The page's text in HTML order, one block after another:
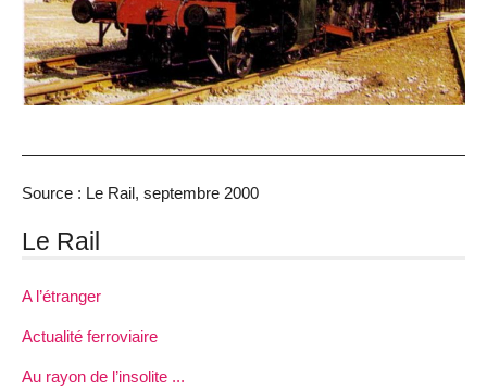
Source : Le Rail, septembre 2000
Le Rail
A l’étranger
Actualité ferroviaire
Au rayon de l’insolite ...